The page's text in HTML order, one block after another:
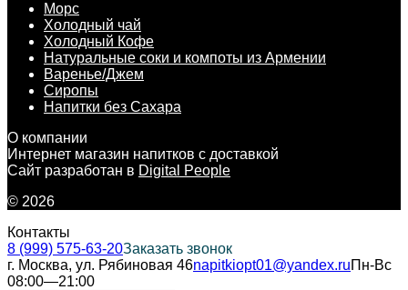
Морс
Холодный чай
Холодный Кофе
Натуральные соки и компоты из Армении
Варенье/Джем
Сиропы
Напитки без Сахара
О компании
Интернет магазин напитков с доставкой
Сайт разработан в Digital People
© 2026
Контакты
8 (999) 575-63-20Заказать звонок
г. Москва, ул. Рябиновая 46napitkiopt01@yandex.ruПн-Вс
08:00—21:00